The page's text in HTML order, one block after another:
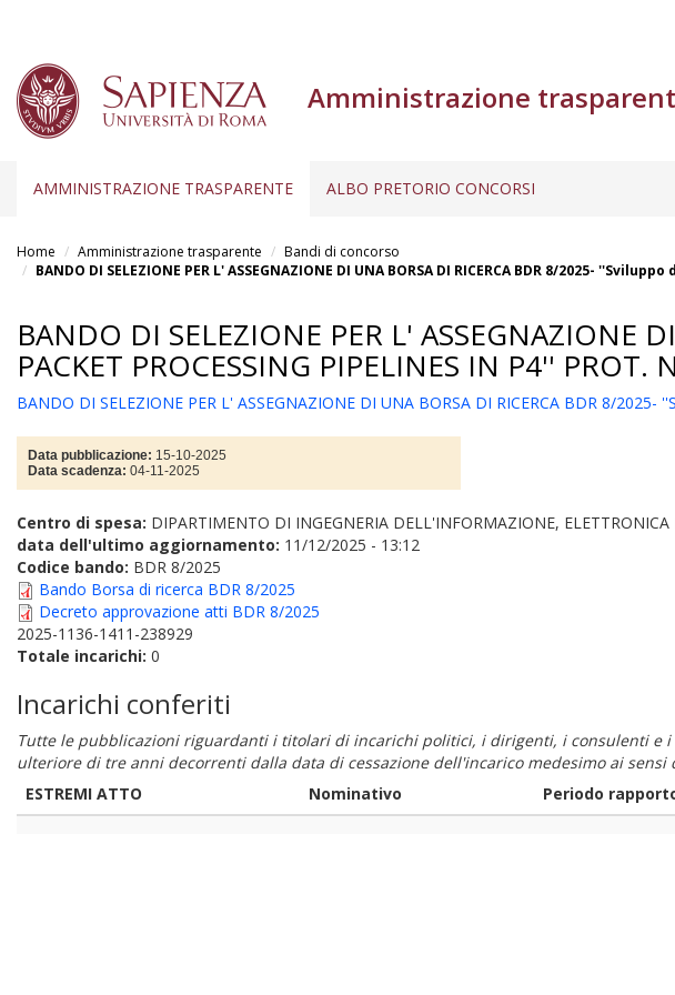
contenuto
Amministrazione
AMMINISTRAZIONE TRASPARENTE ALBO PRETORIO CONCORSI
Home Amministrazione trasparente
Bandi di concorso
BANDO DI SELEZIONE PER L' ASSEGNAZIONE DI UNA BORSA DI RICERCA BDR 8/2025-
BANDO DI SELEZIONE PER L' ASSEGNAZIONE
PACKET PROCESSING PIPELINES IN P4'' PROT.
BANDO DI SELEZIONE PER L' ASSEGNAZIONE DI UNA BORSA DI RICERCA BDR 8/
Data pubblicazione: 15-10-2025
Data scadenza: 04-11-2025
Centro di spesa: DIPARTIMENTO DI INGEGNERIA DELL'INFORMAZIONE,
data dell'ultimo aggiornamento: 11/12/2025 - 13:12
Codice bando: BDR 8/2025
Bando Borsa di ricerca BDR 8/2025
Decreto approvazione atti BDR 8/2025
2025-1136-1411-238929
Totale incarichi: 0
Incarichi conferiti
Tutte le pubblicazioni riguardanti i titolari di incarichi politici, i dirigenti, i consulenti
ulteriore di tre anni decorrenti dalla data di cessazione dell'incarico medesimo ai
ESTREMI ATTO
Nominativo Periodo